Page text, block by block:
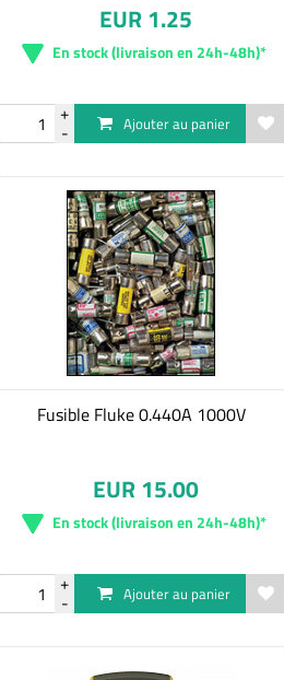
EUR 1.25
En stock (livraison en 24h-48h)*
Ajouter au panier
Fusible Fluke 0.440A 1000V
EUR 15.00
En stock (livraison en 24h-48h)*
Ajouter au panier